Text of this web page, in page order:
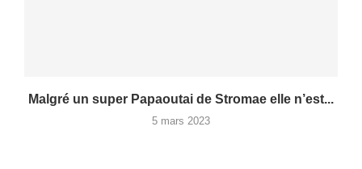
Malgré un super Papaoutai de Stromae elle n’est...
5 mars 2023